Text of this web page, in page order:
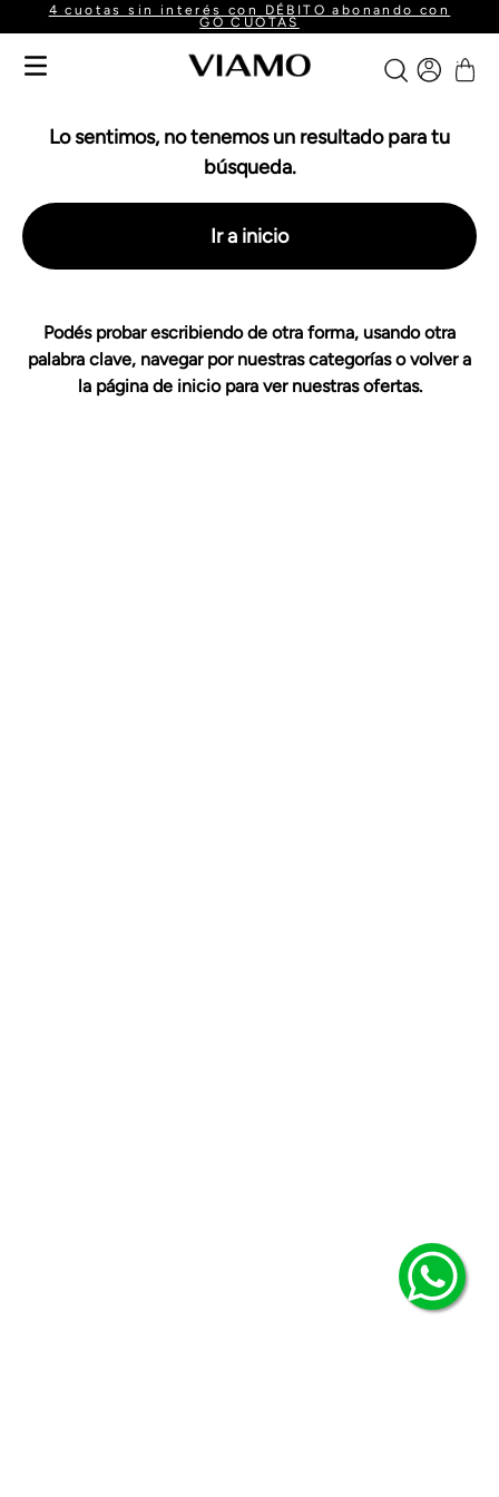
4 cuotas sin interés con DÉBITO abonando con
GO CUOTAS
Lo sentimos, no tenemos un resultado para tu
búsqueda.
Ir a inicio
Podés probar escribiendo de otra forma, usando otra
palabra clave, navegar por nuestras categorías o volver a
la página de inicio para ver nuestras ofertas.